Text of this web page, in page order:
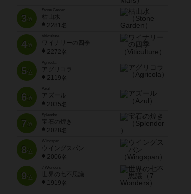
3位
Stone Garden
枯山水
2281名
4位
Viticulture
ワイナリーの四季
2272名
5位
Agricola
アグリコラ
2119名
6位
Azul
アズール
2035名
7位
宝石の煌き
2028名
8位
Wingspan
ウイングスパン
2006名
9位
7 Wonders
世界の七不思議
1919名